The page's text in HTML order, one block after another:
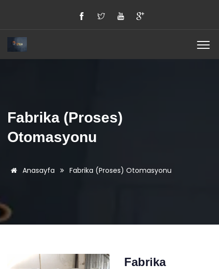
Fabrika (Proses)
Otomasyonu
Anasayfa Fabrika (Proses) Otomasyonu
Fabrika